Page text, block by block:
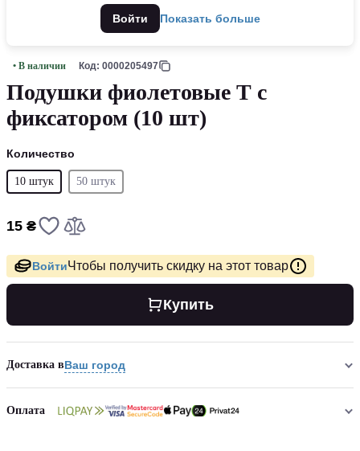
Войти Показать больше
• В наличии Код: 0000205497
Подушки фиолетовые Т с
фиксатором (10 шт)
Количество
10 штук 50 штук
15 ₴
ВойтиЧтобы получить скидку на этот товар
Купить
Доставка вВаш город
Оплата